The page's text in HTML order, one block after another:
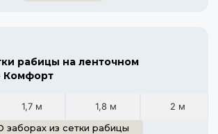
рабицы на ленточном
Комфорт
1,7 м 1,8 м
2 м
заборах из сетки рабицы